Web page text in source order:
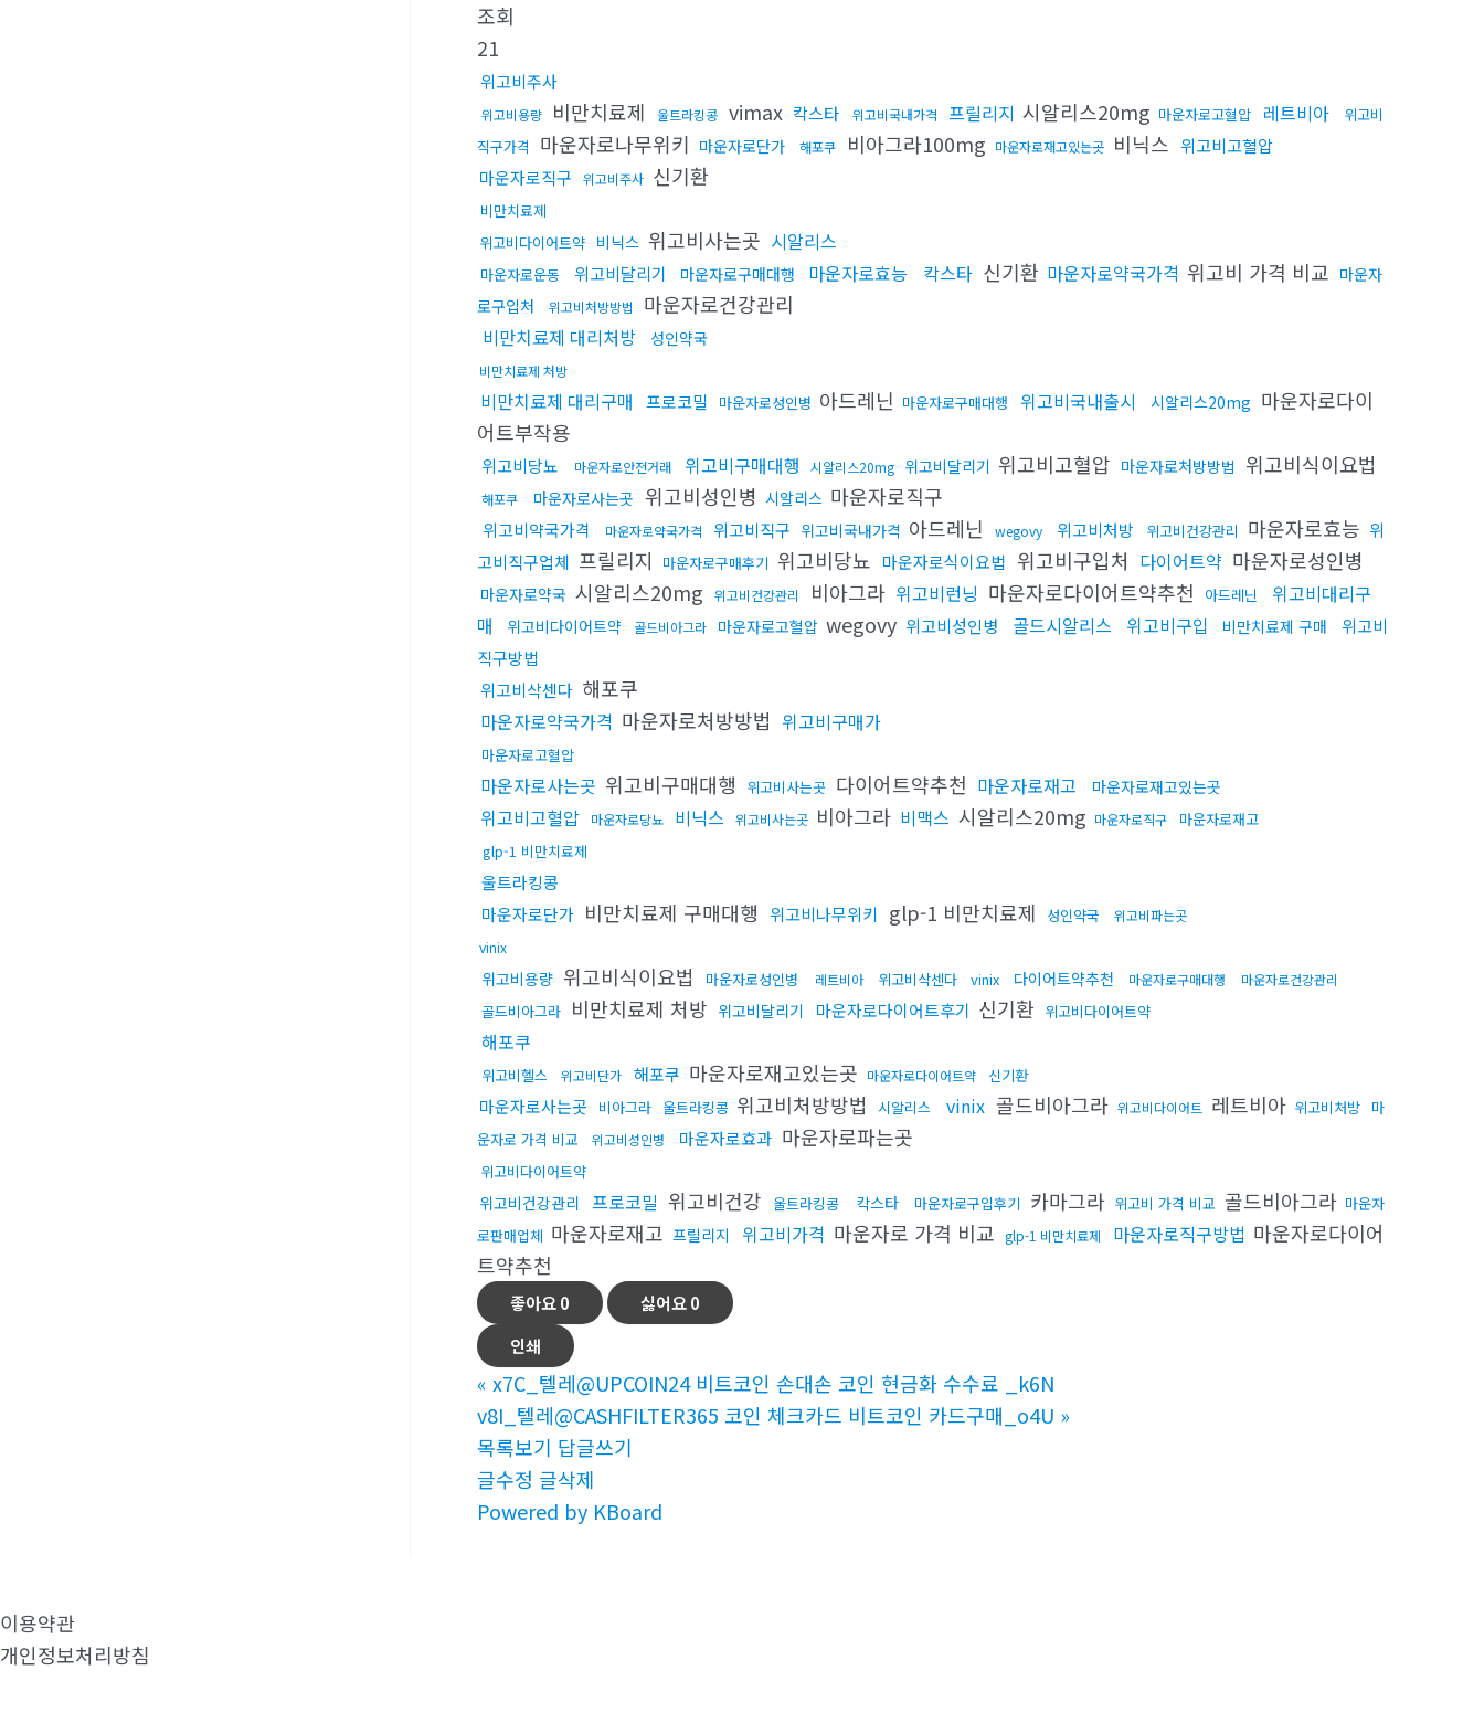
조회
21
위고비주사
위고비용량 비만치료제 울트라킹콩 vimax 칵스타 위고비국내가격 프릴리지 시알리스20mg 마운자로고혈압 레트비아
위고비
직구가격
마운자로나무위키 마운자로단가 해포쿠 비아그라100mg 마운자로재고있는곳 비닉스 위고비고혈압
마운자로직구
위고비주사 신기환
비만치료제
위고비다이어트약 비닉스 위고비사는곳 시알리스
마운자로운동 위고비달리기 마운자로구매대행 마운자로효능 칵스타 신기환 마운자로약국가격 위고비 가격 비교 마운자
로구입처
위고비처방방법 마운자로건강관리
비만치료제 대리처방 성인약국
비만치료제 처방
비만치료제 대리구매 프로코밀 마운자로성인병 아드레닌 마운자로구매대행 위고비국내출시 시알리스20mg 마운자로다이
어트부작용
위고비당뇨 마운자로안전거래 위고비구매대행 시알리스20mg 위고비달리기 위고비고혈압 마운자로처방방법 위고비식이요법
해포쿠 마운자로사는곳 위고비성인병 시알리스 마운자로직구
위고비약국가격 마운자로약국가격 위고비직구 위고비국내가격 아드레닌 wegovy 위고비처방 위고비건강관리 마운자로효능 위
고비직구업체 프릴리지 마운자로구매후기 위고비당뇨 마운자로식이요법 위고비구입처 다이어트약 마운자로성인병
마운자로약국 시알리스20mg 위고비건강관리 비아그라 위고비런닝 마운자로다이어트약추천 아드레닌
위고비대리구
매
위고비다이어트약 골드비아그라 마운자로고혈압 wegovy 위고비성인병 골드시알리스 위고비구입 비만치료제 구매
위고비
직구방법
위고비삭센다 해포쿠
마운자로약국가격 마운자로처방방법 위고비구매가
마운자로고혈압
마운자로사는곳 위고비구매대행 위고비사는곳 다이어트약추천 마운자로재고 마운자로재고있는곳
위고비고혈압 마운자로당뇨 비닉스 위고비사는곳 비아그라 비맥스 시알리스20mg 마운자로직구
마운자로재고
glp-1 비만치료제
울트라킹콩
마운자로단가 비만치료제 구매대행 위고비나무위키 glp-1 비만치료제 성인약국
위고비파는곳
vinix
위고비용량 위고비식이요법 마운자로성인병 레트비아 위고비삭센다 vinix 다이어트약추천 마운자로구매대행 마운자로건강관리
골드비아그라 비만치료제 처방 위고비달리기 마운자로다이어트후기 신기환 위고비다이어트약
해포쿠
위고비헬스 위고비단가 해포쿠 마운자로재고있는곳 마운자로다이어트약 신기환
마운자로사는곳 비아그라 울트라킹콩 위고비처방방법 시알리스 vinix 골드비아그라 위고비다이어트 레트비아 위고비처방 마
운자로 가격 비교
위고비성인병 마운자로효과 마운자로파는곳
위고비다이어트약
위고비건강관리 프로코밀 위고비건강 울트라킹콩 칵스타 마운자로구입후기 카마그라 위고비 가격 비교 골드비아그라 마운자
로판매업체 마운자로재고 프릴리지 위고비가격 마운자로 가격 비교 glp-1 비만치료제 마운자로직구방법 마운자로다이어
트약추천
좋아요0 싫어요0
인쇄
« x7C_텔레@UPCOIN24 비트코인 손대손 코인 현금화 수수료 _k6N
v8I_텔레@CASHFILTER365 코인 체크카드 비트코인 카드구매_o4U »
목록보기 답글쓰기
글수정 글삭제
Powered by KBoard
이용약관
개인정보처리방침